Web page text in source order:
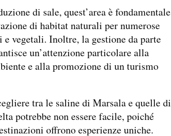
di sale, quest’area è fondamentale
di habitat naturali per numerose
e vegetali. Inoltre, la gestione da parte
un’attenzione particolare alla
e alla promozione di un turismo
tra le saline di Marsala e quelle di
potrebbe non essere facile, poiché
offrono esperienze uniche.